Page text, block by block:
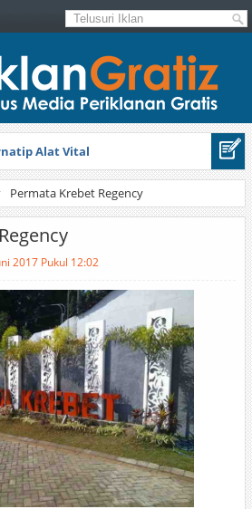
Alat Vital
Permata Krebet Regency
2017 Pukul 12:02